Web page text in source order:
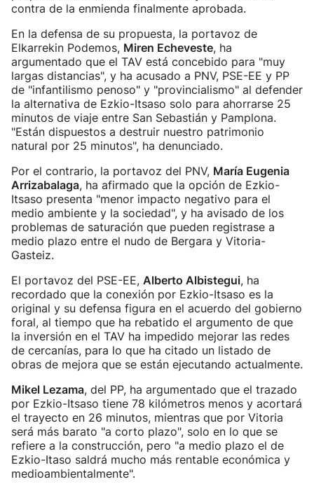
contra de la enmienda finalmente aprobada.
En la defensa de su propuesta, la portavoz de
Elkarrekin Podemos, Miren Echeveste, ha
argumentado que el TAV está concebido para "muy
largas distancias", y ha acusado a PNV, PSE-EE y PP
de "infantilismo penoso" y "provincialismo" al defender
la alternativa de Ezkio-Itsaso solo para ahorrarse 25
minutos de viaje entre San Sebastián y Pamplona.
"Están dispuestos a destruir nuestro patrimonio
natural por 25 minutos", ha denunciado.
Por el contrario, la portavoz del PNV, María Eugenia
Arrizabalaga, ha afirmado que la opción de Ezkio-
Itsaso presenta "menor impacto negativo para el
medio ambiente y la sociedad", y ha avisado de los
problemas de saturación que pueden registrase a
medio plazo entre el nudo de Bergara y Vitoria-
Gasteiz.
El portavoz del PSE-EE, Alberto Albistegui, ha
recordado que la conexión por Ezkio-Itsaso es la
original y su defensa figura en el acuerdo del gobierno
foral, al tiempo que ha rebatido el argumento de que
la inversión en el TAV ha impedido mejorar las redes
de cercanías, para lo que ha citado un listado de
obras de mejora que se están ejecutando actualmente.
Mikel Lezama, del PP, ha argumentado que el trazado
por Ezkio-Itsaso tiene 78 kilómetros menos y acortará
el trayecto en 26 minutos, mientras que por Vitoria
será más barato "a corto plazo", solo en lo que se
refiere a la construcción, pero "a medio plazo el de
Ezkio-Itaso saldrá mucho más rentable económica y
medioambientalmente".